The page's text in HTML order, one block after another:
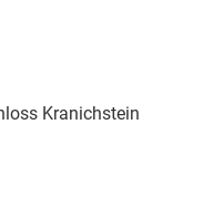
Kranichstein